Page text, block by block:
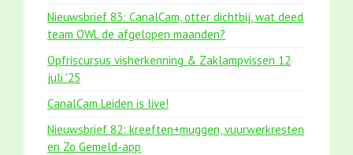
Nieuwsbrief 83: CanalCam, otter dichtbij, wat deed
team OWL de afgelopen maanden?
Opfriscursus visherkenning & Zaklampvissen 12
juli '25
CanalCam Leiden is live!
Nieuwsbrief 82: kreeften+muggen, vuurwerkresten
en Zo Gemeld-app